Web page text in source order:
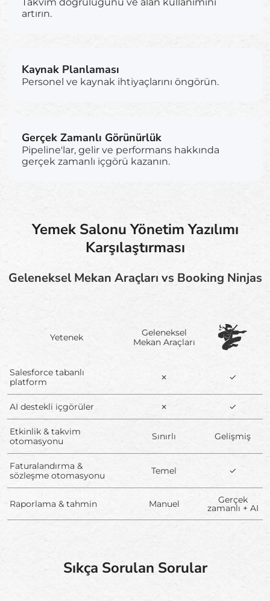
artırın.
Kaynak Planlaması
Personel ve kaynak ihtiyaçlarını öngörün.
Gerçek Zamanlı Görünürlük
Pipeline'lar, gelir ve performans hakkında
gerçek zamanlı içgörü kazanın.
Yemek Salonu Yönetim Yazılımı
Karşılaştırması
Geleneksel Mekan Araçları vs Booking Ninjas
Yetenek
Geleneksel
Mekan Araçları
Salesforce tabanlı
platform
✗ ✓
AI destekli içgörüler ✗ ✓
Etkinlik & takvim
otomasyonu
Sınırlı Gelişmiş
Faturalandırma &
sözleşme otomasyonu
Temel ✓
Raporlama & tahmin Manuel Gerçek
zamanlı + AI
Sıkça Sorulan Sorular